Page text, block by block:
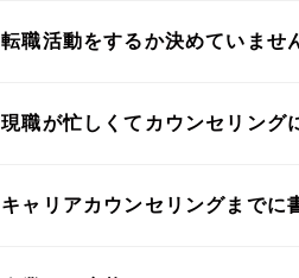
転職活動をするか決めていませ
現職が忙しくてカウンセリング
キャリアカウンセリングまでに